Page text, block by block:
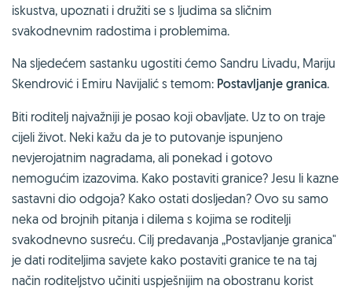
iskustva, upoznati i družiti se s ljudima sa sličnim
svakodnevnim radostima i problemima.
Na sljedećem sastanku ugostiti ćemo Sandru Livadu, Mariju
Skendrović i Emiru Navijalić s temom: Postavljanje granica.
Biti roditelj najvažniji je posao koji obavljate. Uz to on traje
cijeli život. Neki kažu da je to putovanje ispunjeno
nevjerojatnim nagradama, ali ponekad i gotovo
nemogućim izazovima. Kako postaviti granice? Jesu li kazne
sastavni dio odgoja? Kako ostati dosljedan? Ovo su samo
neka od brojnih pitanja i dilema s kojima se roditelji
svakodnevno susreću. Cilj predavanja „Postavljanje granica"
je dati roditeljima savjete kako postaviti granice te na taj
način roditeljstvo učiniti uspješnijim na obostranu korist